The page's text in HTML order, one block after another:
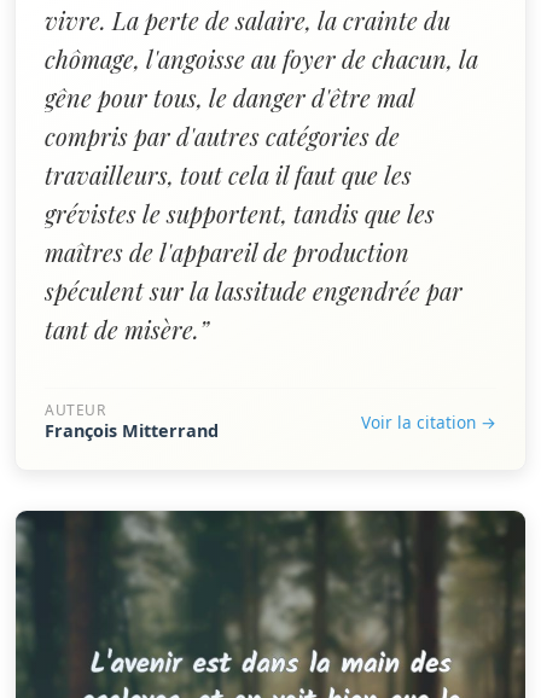
vivre. La perte de salaire, la crainte du
chômage, l'angoisse au foyer de chacun, la
gêne pour tous, le danger d'être mal
compris par d'autres catégories de
travailleurs, tout cela il faut que les
grévistes le supportent, tandis que les
maîtres de l'appareil de production
spéculent sur la lassitude engendrée par
tant de misère.”
AUTEUR
François Mitterrand Voir la citation →